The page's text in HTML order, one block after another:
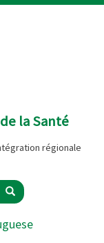
la Santé
régionale
Rechercher